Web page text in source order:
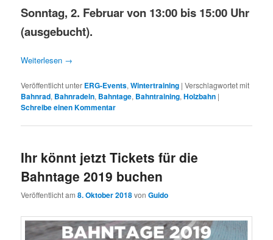
Sonntag, 2. Februar von 13:00 bis 15:00 Uhr
(ausgebucht).
Weiterlesen →
Veröffentlicht unter ERG-Events,Wintertraining |Verschlagwortet mit
Bahnrad, Bahnradeln, Bahntage, Bahntraining,Holzbahn |
Schreibe einen Kommentar
Ihr könnt jetzt Tickets für die
Bahntage 2019 buchen
Veröffentlicht am8. Oktober 2018vonGuido